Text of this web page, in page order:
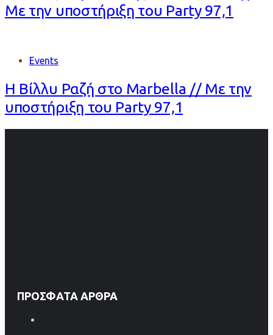
Με την υποστήριξη του Party 97,1
Events
Η Βίλλυ Ραζή στο Marbella // Με την
υποστήριξη του Party 97,1
ΠΡΌΣΦΑΤΑ ΆΡΘΡΑ